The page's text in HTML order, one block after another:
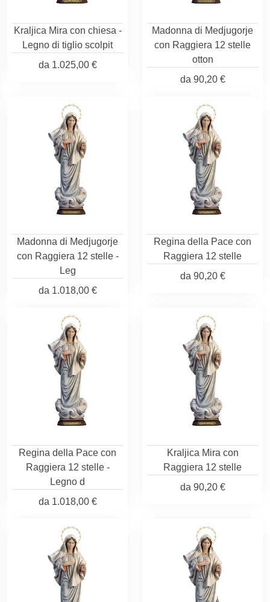
Kraljica Mira con chiesa -
Legno di tiglio scolpit
da 1.025,00 €
Madonna di Medjugorje
con Raggiera 12 stelle
otton
da 90,20 €
Madonna di Medjugorje
con Raggiera 12 stelle -
Leg
da 1.018,00 €
Regina della Pace con
Raggiera 12 stelle
da 90,20 €
Regina della Pace con
Raggiera 12 stelle -
Legno d
da 1.018,00 €
Kraljica Mira con
Raggiera 12 stelle
da 90,20 €